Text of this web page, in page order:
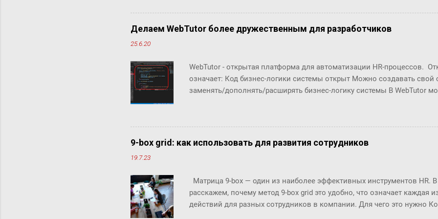
Делаем WebTutor более дружественным для разработчиков
25.6.20
WebTutor - открытая платформа для автоматизации HR-процессов.
означает: Код бизнес-логики системы открыт Можно создавать
заменять/дополнять/расширять бизнес-логику системы В WebTutor
теряя возможности обновлять версии и получать техническую
можно дорабатывать и разрабатывать "с нуля": Шаблоны
Аналитические отчёты ... Чтобы эти доработки были возможны, в
были не особенно удобны разработчикам по двум основным
объекты (шаблоны, процедуры, ...) и их код нужно было в п...
9-box grid: как использовать для развития сотрудников
19.7.23
Матрица 9-box — один из наиболее эффективных инструментов HR.
расскажем, почему метод 9-box grid это удобно, что означает каждая
действий для разных сотрудников в компании. Для чего это нужно